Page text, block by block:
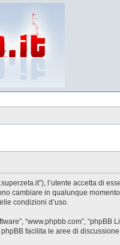
l’utente accetta
cambiare in qualunque
condizioni d’uso.
“www.phpbb.com”,
phpBB facilita le aree di